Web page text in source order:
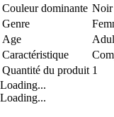
Couleur dominante Noir
Genre
Age
Caractéristique
Quantité du produit 1
Loading...
Loading...